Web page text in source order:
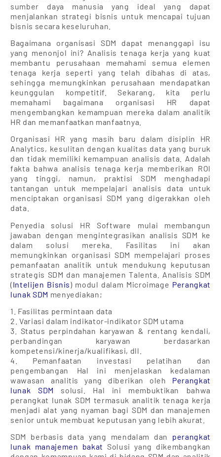
sumber daya manusia yang ideal yang dapat
menjalankan strategi bisnis untuk mencapai tujuan
bisnis secara keseluruhan.
Bagaimana organisasi SDM dapat menanggapi isu
yang menonjol ini? Analisis tenaga kerja yang kuat
membantu perusahaan memahami semua elemen
tenaga kerja seperti yang telah dibahas di atas,
sehingga memungkinkan perusahaan mendapatkan
keunggulan kompetitif. Sekarang, kita perlu
memahami bagaimana organisasi HR dapat
mengembangkan kemampuan mereka dalam analitik
HR dan memanfaatkan manfaatnya.
Organisasi HR yang masih baru dalam disiplin HR
Analytics, kesulitan dengan kualitas data yang buruk
dan tidak memiliki kemampuan analisis data. Adalah
fakta bahwa analisis tenaga kerja memberikan ROI
yang tinggi, namun, praktisi SDM menghadapi
tantangan untuk mempelajari analisis data untuk
menciptakan organisasi SDM yang digerakkan oleh
data.
Penyedia solusi HR Software mulai membangun
jawaban dengan mengintegrasikan analisis SDM ke
dalam solusi mereka. Fasilitas ini akan
memungkinkan organisasi SDM mempelajari proses
pemanfaatan analitik untuk mendukung keputusan
strategis SDM dan manajemen Talenta. Analisis SDM
(Intelijen Bisnis) modul dalam Microimage Perangkat
lunak SDM menyediakan;
1. Fasilitas permintaan data
2. Variasi dalam indikator-indikator SDM utama
3. Status perpindahan karyawan & rentang kendali,
perbandingan karyawan berdasarkan
kompetensi/kinerja/kualifikasi, dll.
4. Pemanfaatan investasi pelatihan dan
pengembangan Hal ini menjelaskan kedalaman
wawasan analitis yang diberikan oleh Perangkat
lunak SDM solusi. Hal ini membuktikan bahwa
perangkat lunak SDM termasuk analitik tenaga kerja
menjadi alat yang nyaman bagi SDM dan manajemen
senior untuk membuat keputusan yang lebih akurat.
SDM berbasis data yang mendalam dan perangkat
lunak manajemen bakat Solusi yang dikembangkan